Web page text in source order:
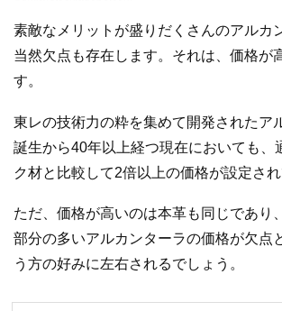
素敵なメリットが盛りだくさんのアルカ
当然欠点も存在します。それは、価格が
す。
東レの技術力の粋を集めて開発されたア
誕生から40年以上経つ現在においても、
ク材と比較して2倍以上の価格が設定され
ただ、価格が高いのは本革も同じであり
部分の多いアルカンターラの価格が欠点
う方の好みに左右されるでしょう。